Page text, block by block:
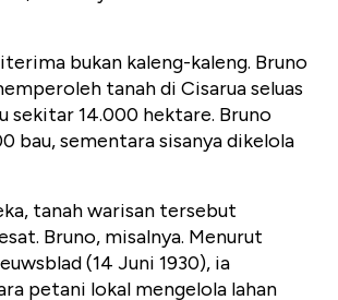
bukan kaleng-kaleng. Bruno
tanah di Cisarua seluas
sekitar 14.000 hektare. Bruno
bau, sementara sisanya dikelola
tanah warisan tersebut
Bruno, misalnya. Menurut
(14 Juni 1930), ia
petani lokal mengelola lahan